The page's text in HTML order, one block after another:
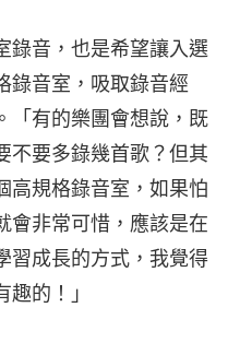
錄音，也是希望讓入選
錄音室，吸取錄音經
「有的樂團會想說，既
不要多錄幾首歌？但其
高規格錄音室，如果怕
會非常可惜，應該是在
習成長的方式，我覺得
的！」